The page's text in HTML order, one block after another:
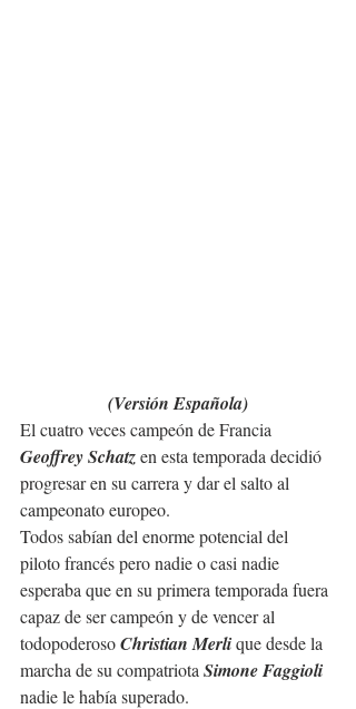
(Versión Española)
El cuatro veces campeón de Francia
Geoffrey Schatz en esta temporada decidió
progresar en su carrera y dar el salto al
campeonato europeo.
Todos sabían del enorme potencial del
piloto francés pero nadie o casi nadie
esperaba que en su primera temporada fuera
capaz de ser campeón y de vencer al
todopoderoso Christian Merli que desde la
marcha de su compatriota Simone Faggioli
nadie le había superado.